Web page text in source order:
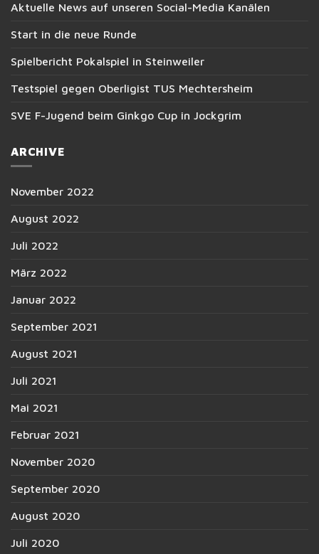
Aktuelle News auf unseren Social-Media Kanälen
Start in die neue Runde
Spielbericht Pokalspiel in Steinweiler
Testspiel gegen Oberligist TUS Mechtersheim
SVE F-Jugend beim Ginkgo Cup in Jockgrim
ARCHIVE
November 2022
August 2022
Juli 2022
März 2022
Januar 2022
September 2021
August 2021
Juli 2021
Mai 2021
Februar 2021
November 2020
September 2020
August 2020
Juli 2020